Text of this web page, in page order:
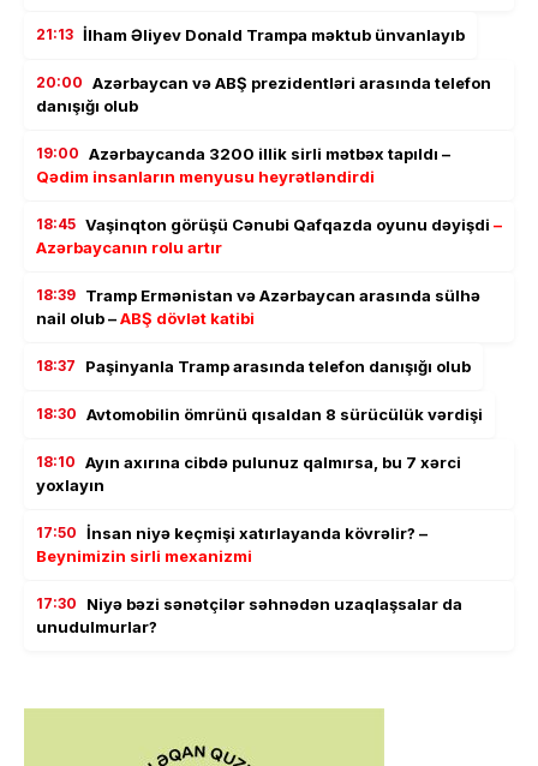
21:13 İlham Əliyev Donald Trampa məktub ünvanlayıb
20:00 Azərbaycan və ABŞ prezidentləri arasında telefon
danışığı olub
19:00 Azərbaycanda 3200 illik sirli mətbəx tapıldı –
Qədim insanların menyusu heyrətləndirdi
18:45 Vaşinqton görüşü Cənubi Qafqazda oyunu dəyişdi –
Azərbaycanın rolu artır
18:39 Tramp Ermənistan və Azərbaycan arasında sülhə
nail olub –ABŞ dövlət katibi
18:37 Paşinyanla Tramp arasında telefon danışığı olub
18:30 Avtomobilin ömrünü qısaldan 8 sürücülük vərdişi
18:10 Ayın axırına cibdə pulunuz qalmırsa, bu 7 xərci
yoxlayın
17:50 İnsan niyə keçmişi xatırlayanda kövrəlir? –
Beynimizin sirli mexanizmi
17:30
Niyə bəzi sənətçilər səhnədən uzaqlaşsalar da
unudulmurlar?